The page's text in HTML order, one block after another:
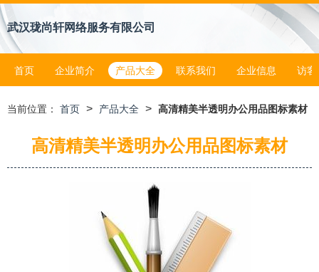
武汉珑尚轩网络服务有限公司
首页 企业简介 产品大全 联系我们 企业信息 访客
当前位置： 首页 > 产品大全 > 高清精美半透明办公用品图标素材
高清精美半透明办公用品图标素材